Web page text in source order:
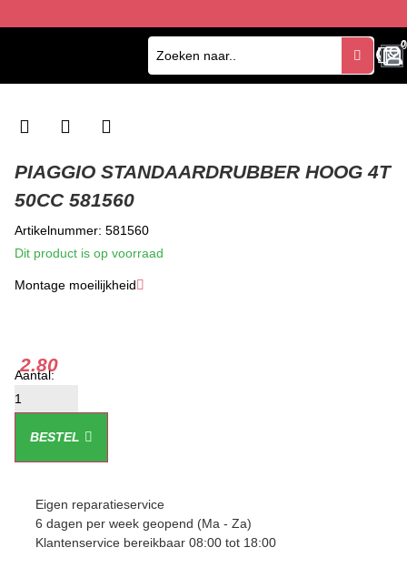
0
0
PIAGGIO STANDAARDRUBBER HOOG 4T
50CC 581560
Artikelnummer: 581560
Dit product is op voorraad
Montage moeilijkheid
★ ★
2.80
BESTEL
Eigen reparatieservice
6 dagen per week geopend (Ma - Za)
Klantenservice bereikbaar 08:00 tot 18:00